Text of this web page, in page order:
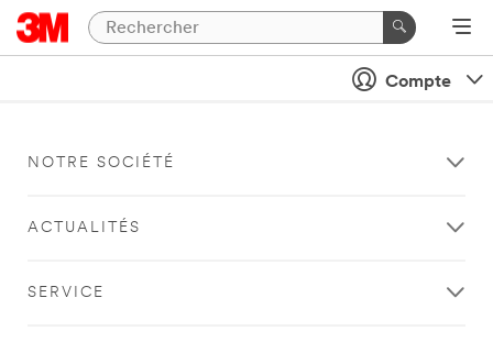
Compte
NOTRE SOCIÉTÉ
ACTUALITÉS
SERVICE